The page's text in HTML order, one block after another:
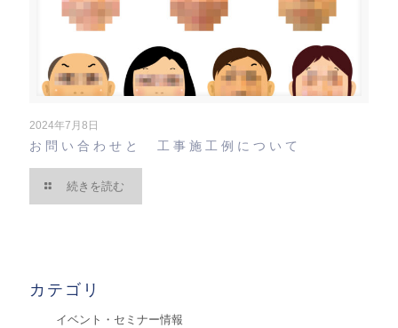
2024年7月8日
お問い合わせと 工事施工例について
続きを読む
カテゴリ
イベント・セミナー情報